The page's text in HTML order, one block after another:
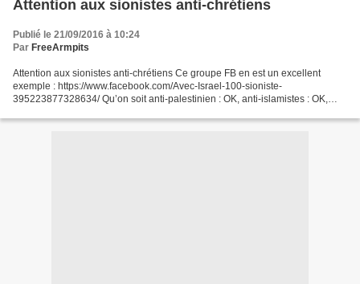
Attention aux sionistes anti-chrétiens
Publié le 21/09/2016 à 10:24
Par FreeArmpits
Attention aux sionistes anti-chrétiens Ce groupe FB en est un excellent
exemple : https://www.facebook.com/Avec-Israel-100-sioniste-
395223877328634/ Qu’on soit anti-palestinien : OK, anti-islamistes : OK,